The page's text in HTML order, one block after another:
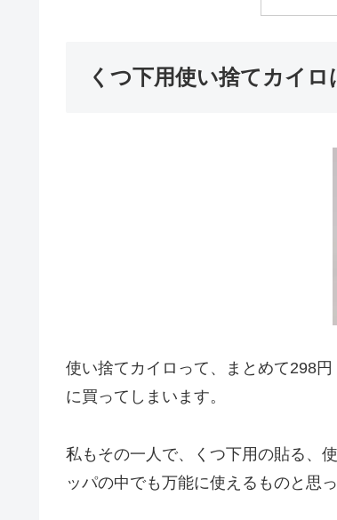
くつ下用使い捨てカイロ
使い捨てカイロって、まとめて298
に買ってしまいます。
私もその一人で、くつ下用の貼る、
ッパの中でも万能に使えるものと思